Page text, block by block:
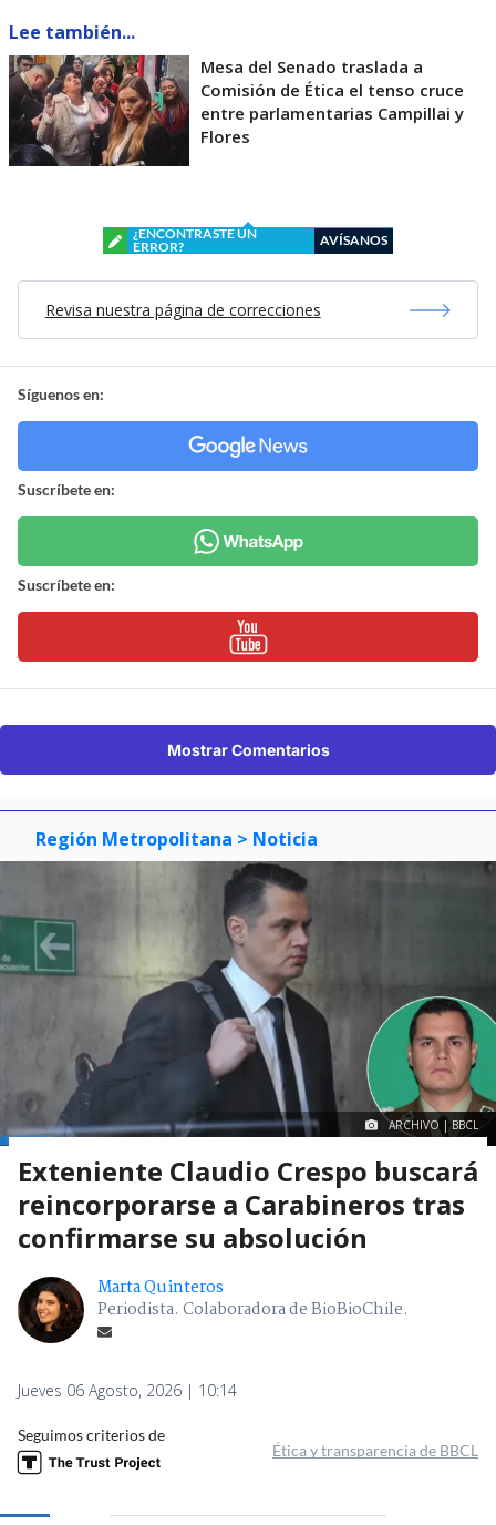
Lee también...
Mesa del Senado traslada a
Comisión de Ética el tenso cruce
entre parlamentarias Campillai y
Flores
¿ENCONTRASTE UN
ERROR?
AVÍSANOS
Revisa nuestra página de correcciones
Síguenos en:
Suscríbete en:
Suscríbete en:
Mostrar Comentarios
Región Metropolitana > Noticia
ARCHIVO | BBCL
Exteniente Claudio Crespo buscará
reincorporarse a Carabineros tras
confirmarse su absolución
Marta Quinteros
Periodista. Colaboradora de BioBioChile.
Jueves 06 Agosto, 2026 | 10:14
Seguimos criterios de
Ética y transparencia de BBCL